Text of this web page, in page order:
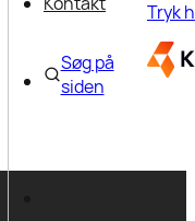
Søg på
siden
Tryk